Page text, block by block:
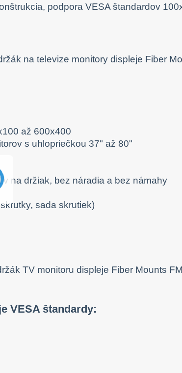
podpora VESA štandardov
až 600x400
s uhlopriečkou 37" až 80"
na držiak, bez náradia a bez námahy
sada skrutiek)
VESA štandardy: